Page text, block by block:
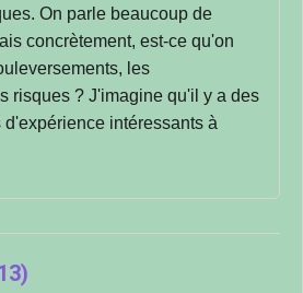
On parle beaucoup de
concrètement, est-ce qu'on
les
risques ? J'imagine qu'il y a des
intéressants à